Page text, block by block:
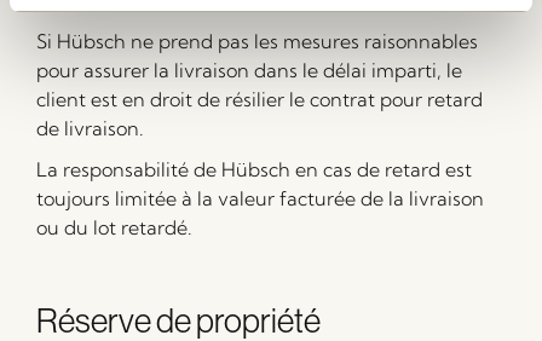
Si Hübsch ne prend pas les mesures raisonnables
pour assurer la livraison dans le délai imparti, le
client est en droit de résilier le contrat pour retard
de livraison.
La responsabilité de Hübsch en cas de retard est
toujours limitée à la valeur facturée de la livraison
ou du lot retardé.
Réserve de propriété